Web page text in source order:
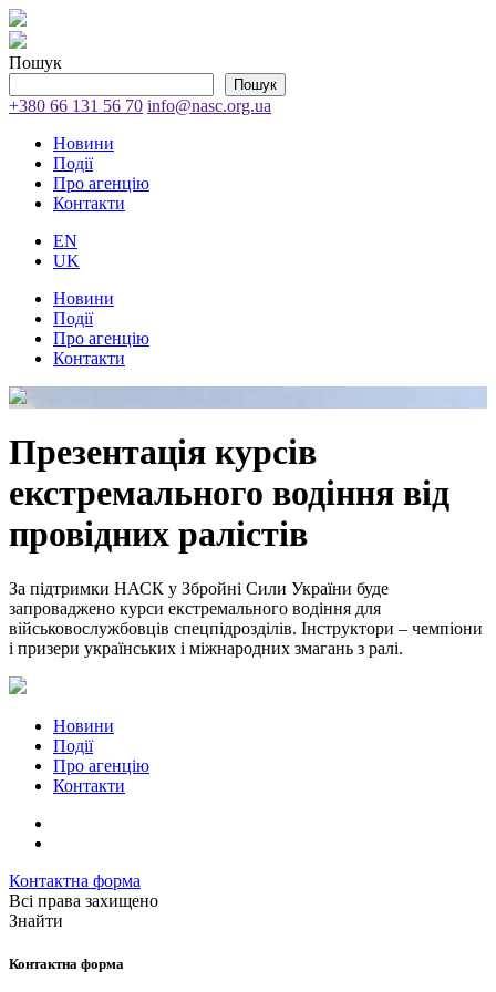
Пошук
Пошук
+380 66 131 56 70 info@nasc.org.ua
Новини
Події
Про агенцію
Контакти
EN
UK
Новини
Події
Про агенцію
Контакти
Презентація курсів
екстремального водіння від
провідних ралістів
За підтримки НАСК у Збройні Сили України буде
запроваджено курси екстремального водіння для
військовослужбовців спецпідрозділів. Інструктори – чемпіони
і призери українських і міжнародних змагань з ралі.
Новини
Події
Про агенцію
Контакти
Контактна форма
Всі права захищено
Знайти
Контактна форма